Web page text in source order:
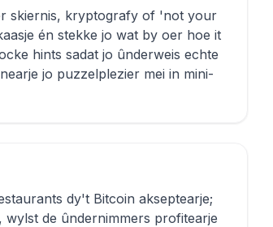
skiernis, kryptografy of 'not your
én stekke jo wat by oer hoe it
hints sadat jo ûnderweis echte
jo puzzelplezier mei in mini-
dy't Bitcoin akseptearje;
de ûndernimmers profitearje